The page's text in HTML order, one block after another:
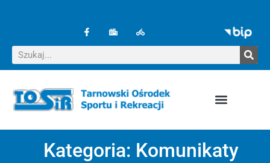
Kategoria: Komunikaty